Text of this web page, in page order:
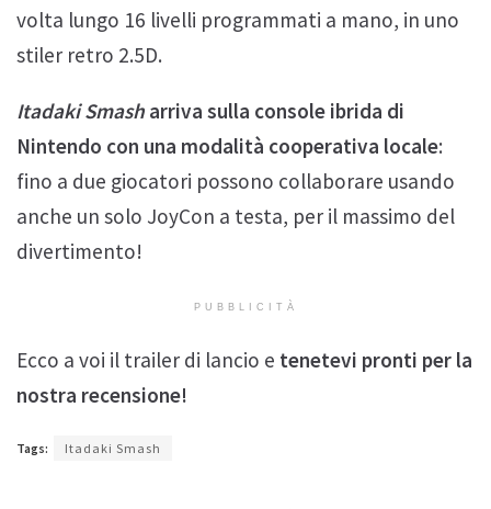
volta lungo 16 livelli programmati a mano, in uno
stiler retro 2.5D.
Itadaki Smash arriva sulla console ibrida di
Nintendo con una modalità cooperativa locale:
fino a due giocatori possono collaborare usando
anche un solo JoyCon a testa, per il massimo del
divertimento!
PUBBLICITÀ
Ecco a voi il trailer di lancio e tenetevi pronti per la
nostra recensione!
Tags: Itadaki Smash